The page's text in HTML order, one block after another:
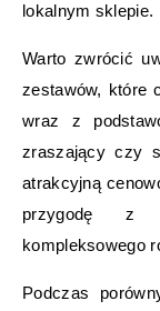
lokalnym sklepie.
Warto zwrócić
zestawów, które
wraz z
zraszający czy
atrakcyjną
przygodę z
kompleksowego
Podczas